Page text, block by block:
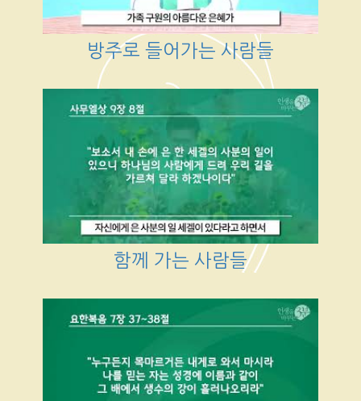
방주로 들어가는 사람들
함께 가는 사람들